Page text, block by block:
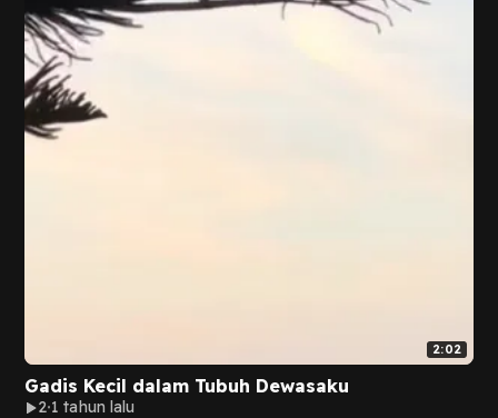
2:02
Gadis Kecil dalam Tubuh Dewasaku
2 1 tahun lalu